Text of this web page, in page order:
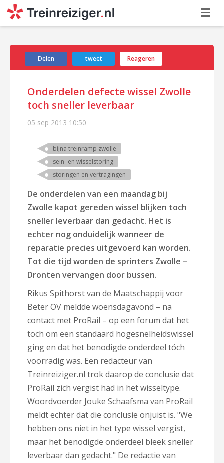
Delen tweet Reageren
Onderdelen defecte wissel Zwolle
toch sneller leverbaar
05 sep 2013 10:50
bijna treinramp zwolle
sein- en wisselstoring
storingen en vertragingen
De onderdelen van een maandag bij
Zwolle kapot gereden wissel blijken toch
sneller leverbaar dan gedacht. Het is
echter nog onduidelijk wanneer de
reparatie precies uitgevoerd kan worden.
Tot die tijd worden de sprinters Zwolle –
Dronten vervangen door bussen.
Rikus Spithorst van de Maatschappij voor
Beter OV meldde woensdagavond – na
contact met ProRail – op een forum dat het
toch om een standaard hogesnelheidswissel
ging en dat het benodigde onderdeel tóch
voorradig was. Een redacteur van
Treinreiziger.nl trok daarop de conclusie dat
ProRail zich vergist had in het wisseltype.
Woordvoerder Jouke Schaafsma van ProRail
meldt echter dat die conclusie onjuist is. "We
hebben ons niet in het type wissel vergist,
maar het benodigde onderdeel bleek sneller
leverbaar dan gedacht." De redactie van